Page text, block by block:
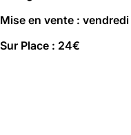
Mise en vente :
Sur Place : 24€